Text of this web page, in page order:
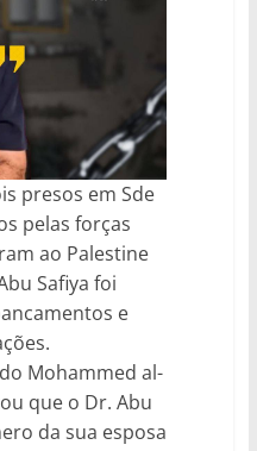
presos em Sde
pelas forças
ao Palestine
Safiya foi
e
Mohammed al-
que o Dr. Abu
da sua esposa